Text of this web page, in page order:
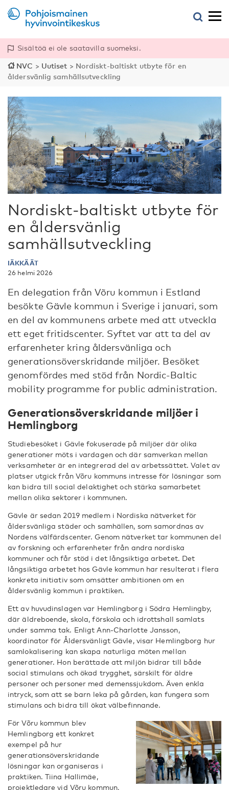
Sisältöä ei ole saatavilla suomeksi.
NVC > Uutiset > Nordiskt-baltiskt utbyte för en
åldersvänlig samhällsutveckling
Nordiskt-baltiskt utbyte för
en åldersvänlig
samhällsutveckling
IÄKKÄÄT
26 helmi 2026
En delegation från Võru kommun i Estland
besökte Gävle kommun i Sverige i januari, som
en del av kommunens arbete med att utveckla
ett eget fritidscenter. Syftet var att ta del av
erfarenheter kring åldersvänliga och
generationsöverskridande miljöer. Besöket
genomfördes med stöd från Nordic-Baltic
mobility programme for public administration.
Generationsöverskridande miljöer i
Hemlingborg
Studiebesöket i Gävle fokuserade på miljöer där olika
generationer möts i vardagen och där samverkan mellan
verksamheter är en integrerad del av arbetssättet. Valet av
platser utgick från Võru kommuns intresse för lösningar som
kan bidra till social delaktighet och stärka samarbetet
mellan olika sektorer i kommunen.
Gävle är sedan 2019 medlem i Nordiska nätverket för
åldersvänliga städer och samhällen, som samordnas av
Nordens välfärdscenter. Genom nätverket tar kommunen del
av forskning och erfarenheter från andra nordiska
kommuner och får stöd i det långsiktiga arbetet. Det
långsiktiga arbetet hos Gävle kommun har resulterat i flera
konkreta initiativ som omsätter ambitionen om en
åldersvänlig kommun i praktiken.
Ett av huvudinslagen var Hemlingborg i Södra Hemlingby,
där äldreboende, skola, förskola och idrottshall samlats
under samma tak. Enligt Ann-Charlotte Jansson,
koordinator för Åldersvänligt Gävle, visar Hemlingborg hur
samlokalisering kan skapa naturliga möten mellan
generationer. Hon berättade att miljön bidrar till både
social stimulans och ökad trygghet, särskilt för äldre
personer och personer med demenssjukdom. Även enkla
intryck, som att se barn leka på gården, kan fungera som
stimulans och bidra till ökat välbefinnande.
För Võru kommun blev
Hemlingborg ett konkret
exempel på hur
generationsöverskridande
lösningar kan organiseras i
praktiken. Tiina Hallimäe,
projektledare vid Võru kommun,